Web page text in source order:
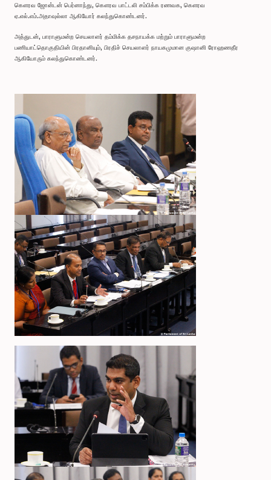
கௌரவ ஜோன்டன் பெர்னாந்து, கௌரவ பாட்டலி சம்பிக்க ரணவக, கௌரவ
ஏ.எல்.எம்.அதாவுல்லா ஆகியோர் கலந்துகொண்டனர்.
அத்துடன், பாராளுமன்ற செயலாளர் தம்மிக்க தசநாயக்க மற்றும் பாராளுமன்ற
பணியாட்தொகுதியின் பிரதானியும், பிரதிச் செயலாளர் நாயகமுமான குஷானி ரோஹணதீர
ஆகியோரும் கலந்துகொண்டனர்.